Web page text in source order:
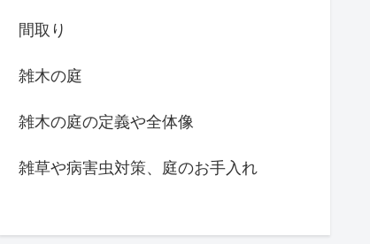
間取り
雑木の庭
雑木の庭の定義や全体像
雑草や病害虫対策、庭のお手入れ